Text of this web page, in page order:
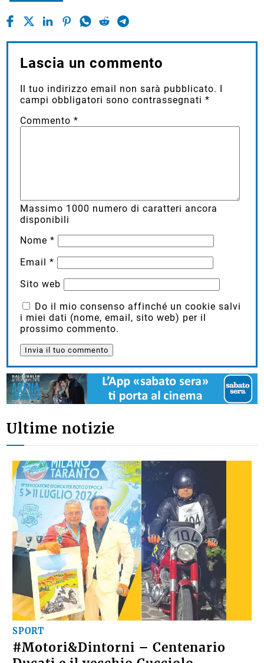
Lascia un commento
Il tuo indirizzo email non sarà pubblicato. I
campi obbligatori sono contrassegnati*
Commento*
Massimo 1000 numero di caratteri ancora
disponibili
Nome*
Email*
Sito web
Do il mio consenso affinché un cookie salvi
i miei dati (nome, email, sito web) per il
prossimo commento.
Ultime notizie
SPORT
#Motori&Dintorni – Centenario